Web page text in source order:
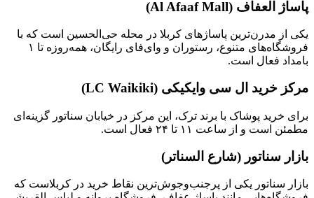
پاساژ العفاف (Al Afaaf Mall)
یکی از مدرن‌ترین پاساژهای کربلا در محله حی‌الحسین است که با
فروشگاه‌های متنوع، رستوران و وای‌فای رایگان، همه‌روزه تا ۱
بامداد فعال است.
مرکز خرید ال سی وایکیکی (LC Waikiki)
برای خرید پوشاک با برند ترک، این مرکز در خیابان سناتور گزینه‌ای
مطمئن است و از ساعت ۱۱ تا ۲۴ فعال است.
بازار سناتور (شارع السناتر)
بازار سناتور یکی از پرجنب‌وجوش‌ترین نقاط خرید در کربلاست که